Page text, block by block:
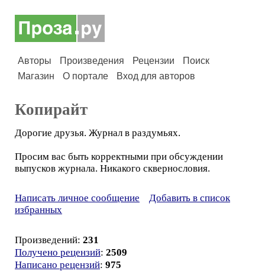
Авторы Произведения Рецензии
Поиск
Магазин
О портале Вход для авторов
Копирайт
Дорогие друзья. Журнал в раздумьях.
Просим вас быть корректными при обсуждении
выпусков журнала. Никакого сквернословия.
Написать личное сообщение
Добавить в список
избранных
Произведений: 231
Получено рецензий: 2509
Написано рецензий: 975